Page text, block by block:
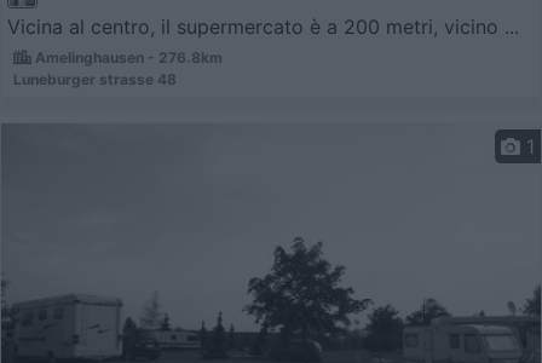
Vicina al centro, il supermercato è a 200 metri, vicino ...
Amelinghausen - 276.8km
Luneburger strasse 48
1